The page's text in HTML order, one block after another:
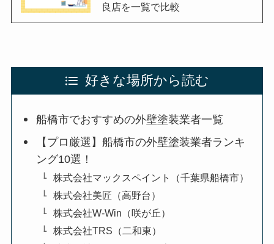
良店を一覧で比較
好きな場所から読む
船橋市でおすすめの外壁塗装業者一覧
【プロ厳選】船橋市の外壁塗装業者ランキ
ング10選！
株式会社マックスペイント（千葉県船橋市）
株式会社美匠（高野台）
株式会社W-Win（咲が丘）
株式会社TRS（二和東）